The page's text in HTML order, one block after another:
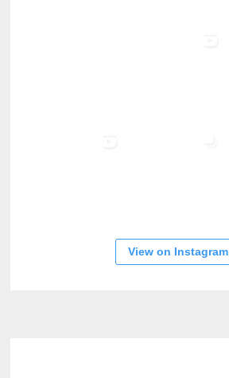
View on Instagram